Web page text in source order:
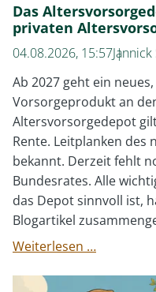
Das
privaten
04.08.2026, 15:57
Ab 2027 geht ein
Vorsorgeprodukt an
Altersvorsorgedepot
Rente. Leitplanken des
bekannt. Derzeit fehlt
Bundesrates. Alle
das Depot sinnvoll ist,
Blogartikel
Weiterlesen …Das
Ein